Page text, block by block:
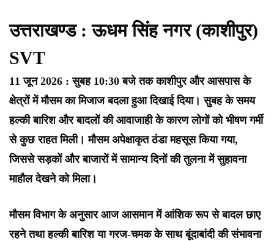
उत्तराखण्ड : ऊधम सिंह नगर (काशीपुर)
SVT
11 जून 2026 : सुबह 10:30 बजे तक काशीपुर और आसपास के
क्षेत्रों में मौसम का मिजाज बदला हुआ दिखाई दिया। सुबह के समय
हल्की बारिश और बादलों की आवाजाही के कारण लोगों को भीषण गर्मी
से कुछ राहत मिली। मौसम अपेक्षाकृत ठंडा महसूस किया गया,
जिससे सड़कों और बाजारों में सामान्य दिनों की तुलना में सुहावना
माहौल देखने को मिला।
मौसम विभाग के अनुसार आज आसमान में आंशिक रूप से बादल छाए
रहने तथा हल्की बारिश या गरज-चमक के साथ बूंदाबांदी की संभावना